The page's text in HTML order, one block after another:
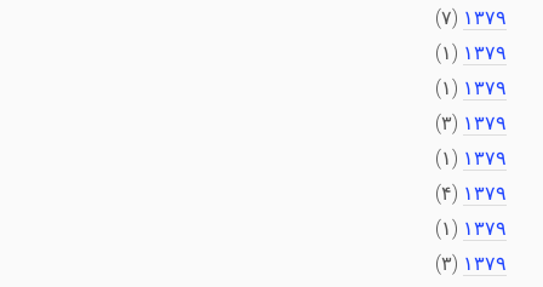
۱۳۷۹ (۷)
۱۳۷۹ (۱)
۱۳۷۹ (۱)
۱۳۷۹ (۳)
۱۳۷۹ (۱)
۱۳۷۹ (۴)
۱۳۷۹ (۱)
۱۳۷۹ (۳)